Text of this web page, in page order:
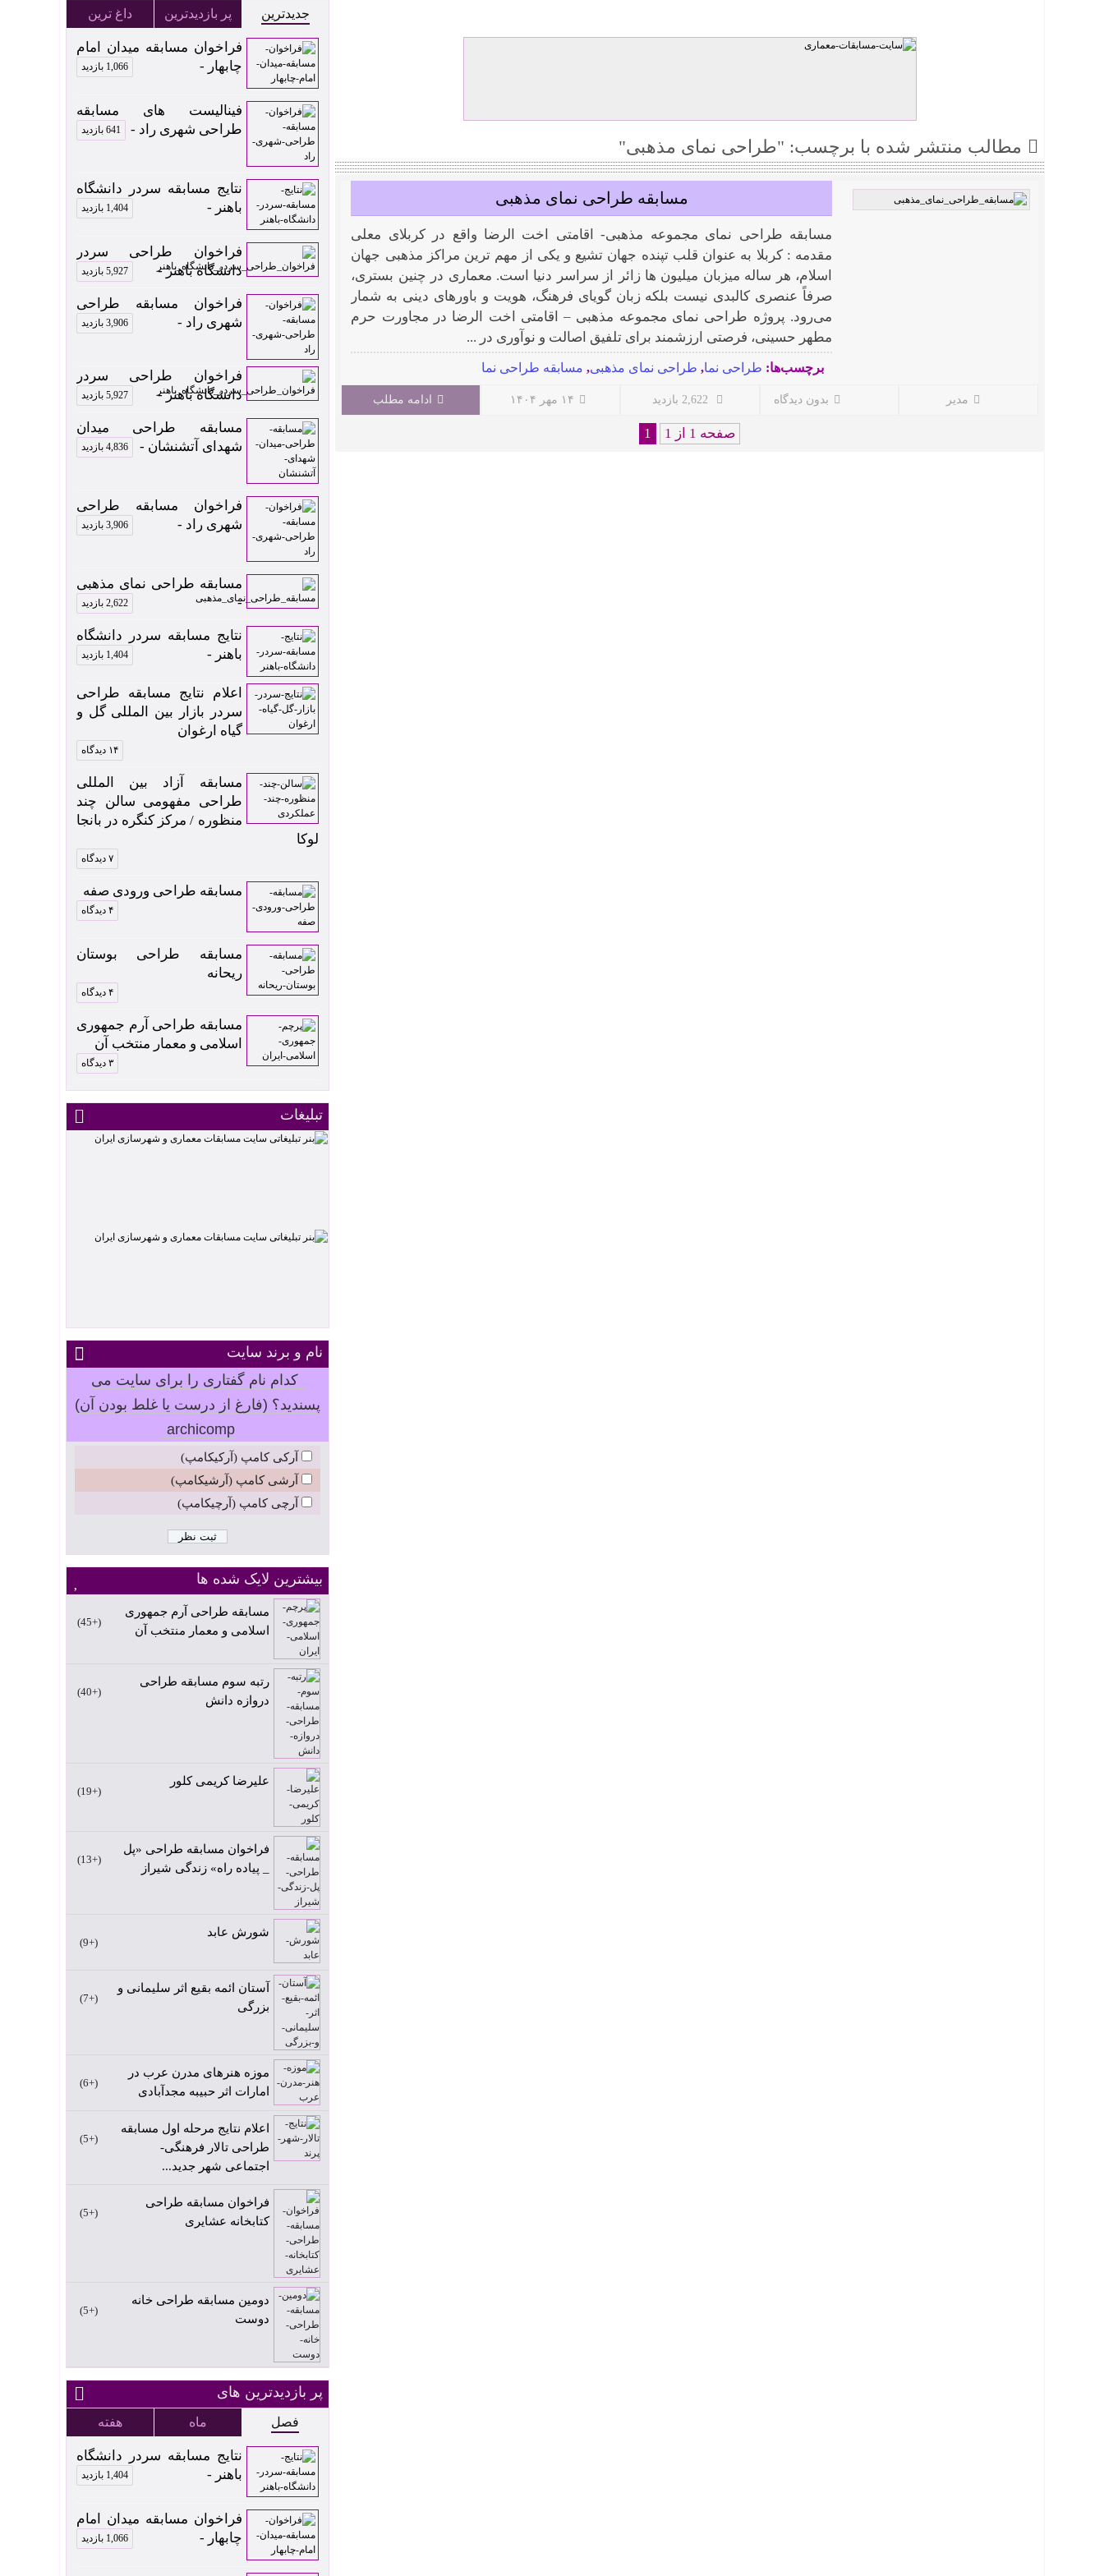
مطالب منتشر شده با برچسب: "طراحی نمای مذهبی"
مسابقه طراحی نمای مذهبی
مسابقه طراحی نمای مجموعه مذهبی- اقامتی اخت الرضا واقع در کربلای معلی
مقدمه : کربلا به عنوان قلب تپنده جهان تشیع و یکی از مهم ترین مراکز مذهبی جهان
اسلام، هر ساله میزبان میلیون ها زائر از سراسر دنیا است. معماری در چنین بستری،
صرفاً عنصری کالبدی نیست بلکه زبان گویای فرهنگ، هویت و باورهای دینی به شمار
می‌رود. پروژه طراحی نمای مجموعه مذهبی – اقامتی اخت الرضا در مجاورت حرم
مطهر حسینی، فرصتی ارزشمند برای تلفیق اصالت و نوآوری در ...
برچسب‌ها: طراحی نما, طراحی نمای مذهبی, مسابقه طراحی نما
مدیر بدون دیدگاه ۱۴ مهر ۱۴۰۴ ادامه مطلب
صفحه 1 از 1 1
جدیدترین پر بازدیدترین داغ ترین
فراخوان مسابقه میدان امام
چابهار -
1,066 بازدید
فینالیست های مسابقه
طراحی شهری راد -
641 بازدید
نتایج مسابقه سردر دانشگاه
باهنر -
1,404 بازدید
فراخوان طراحی سردر
دانشگاه باهنر -
5,927 بازدید
فراخوان مسابقه طراحی
شهری راد -
3,906 بازدید
فراخوان طراحی سردر
دانشگاه باهنر -
5,927 بازدید
مسابقه طراحی میدان
شهدای آتشنشان -
4,836 بازدید
فراخوان مسابقه طراحی
شهری راد -
3,906 بازدید
مسابقه طراحی نمای مذهبی
-
2,622 بازدید
نتایج مسابقه سردر دانشگاه
باهنر -
1,404 بازدید
اعلام نتایج مسابقه طراحی
سردر بازار بین المللی گل و
گیاه ارغوان
۱۴ دیدگاه
مسابقه آزاد بین المللی
طراحی مفهومی سالن چند
منظوره / مرکز کنگره در بانجا
لوکا
۷ دیدگاه
مسابقه طراحی ورودی صفه
۴ دیدگاه
مسابقه طراحی بوستان
ریحانه
۴ دیدگاه
مسابقه طراحی آرم جمهوری
اسلامی و معمار منتخب آن
۳ دیدگاه
تبلیغات
نام و برند سایت
کدام نام گفتاری را برای سایت می
پسندید؟ (فارغ از درست یا غلط بودن آن)
archicomp
آرکی کامپ (آرکیکامپ)
آرشی کامپ (آرشیکامپ)
آرچی کامپ (آرچیکامپ)
بیشترین لایک شده ها
مسابقه طراحی آرم جمهوری
اسلامی و معمار منتخب آن
+45
رتبه سوم مسابقه طراحی
دروازه دانش
+40
علیرضا کریمی کلور
+19
فراخوان مسابقه طراحی «پل
_ پیاده راه» زندگی شیراز
+13
شورش عابد
+9
آستان ائمه بقیع اثر سلیمانی و
بزرگی
+7
موزه هنرهای مدرن عرب در
امارات اثر حبیبه مجدآبادی
+6
اعلام نتایج مرحله اول مسابقه
طراحی تالار فرهنگی-
اجتماعی شهر جدید...
+5
فراخوان مسابقه طراحی
کتابخانه عشایری
+5
دومین مسابقه طراحی خانه
دوست
+5
پر بازدیدترین های
فصل ماه هفته
نتایج مسابقه سردر دانشگاه
باهنر -
1,404 بازدید
فراخوان مسابقه میدان امام
چابهار -
1,066 بازدید